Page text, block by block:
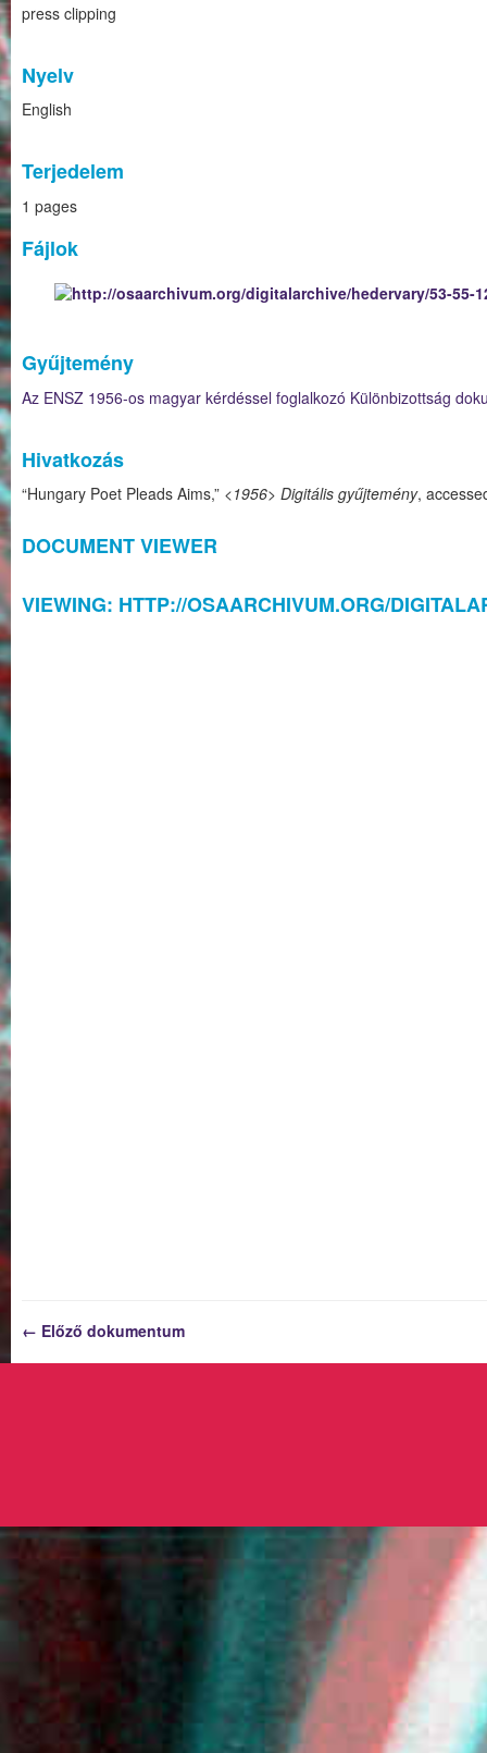
press clipping
Nyelv
English
Terjedelem
1 pages
Fájlok
Gyűjtemény
Az ENSZ 1956-os magyar kérdéssel foglalkozó Különbizottság
Hivatkozás
“Hungary Poet Pleads Aims,” <1956> Digitális gyűjtemény,
DOCUMENT VIEWER
VIEWING: HTTP://OSAARCHIVUM.ORG/
← Előző dokumentum